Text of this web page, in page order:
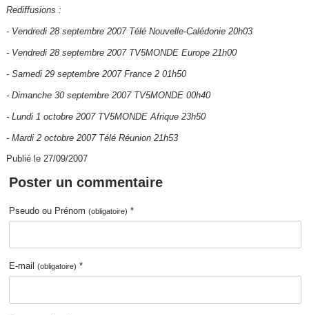
Rediffusions :
- Vendredi 28 septembre 2007 Télé Nouvelle-Calédonie 20h03
- Vendredi 28 septembre 2007 TV5MONDE Europe 21h00
- Samedi 29 septembre 2007 France 2 01h50
- Dimanche 30 septembre 2007 TV5MONDE 00h40
- Lundi 1 octobre 2007 TV5MONDE Afrique 23h50
- Mardi 2 octobre 2007 Télé Réunion 21h53
Publié le 27/09/2007
Poster un commentaire
Pseudo ou Prénom(obligatoire) *
E-mail(obligatoire) *